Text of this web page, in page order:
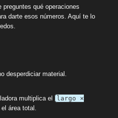
qué operaciones
darte esos números. Aquí te lo
desperdiciar material.
multiplica el
largo ×
área total.